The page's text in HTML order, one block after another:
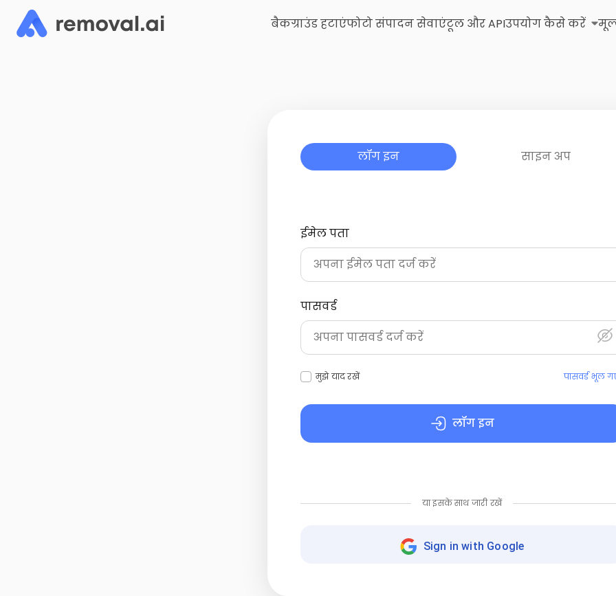
बैकग्राउंड हटाएंफोटो संपादन सेवाएंटूल और APIउपयोग कैसे करें
लॉग इन साइन अप
ईमेल पता
पासवर्ड
मुझे याद रखें पासवर्ड भूल
लॉग इन
या इसके साथ जारी रखें
Sign in with Google